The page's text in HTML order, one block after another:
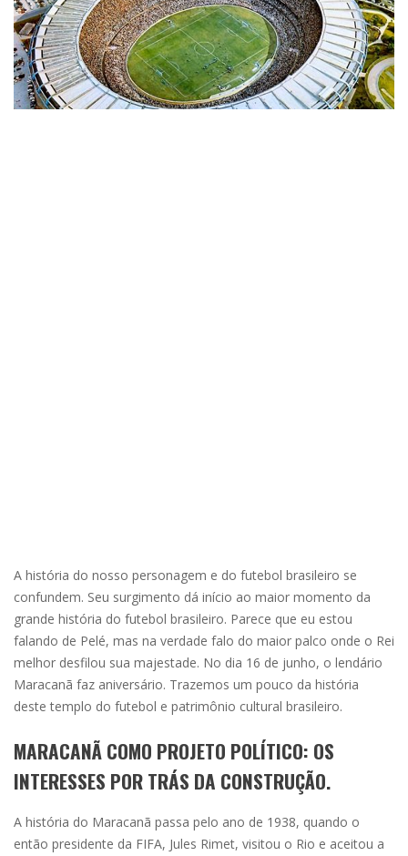
A história do nosso personagem e do futebol brasileiro se
confundem. Seu surgimento dá início ao maior momento da
grande história do futebol brasileiro. Parece que eu estou
falando de Pelé, mas na verdade falo do maior palco onde o Rei
melhor desfilou sua majestade. No dia 16 de junho, o lendário
Maracanã faz aniversário. Trazemos um pouco da história
deste templo do futebol e patrimônio cultural brasileiro.
MARACANÃ COMO PROJETO POLÍTICO: OS
INTERESSES POR TRÁS DA CONSTRUÇÃO.
A história do Maracanã passa pelo ano de 1938, quando o
então presidente da FIFA, Jules Rimet, visitou o Rio e aceitou a